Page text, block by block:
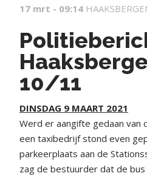
17 mrt - 09:14
10/11
DINSDAG 9 MAART 2021
Werd er aangifte gedaan van
een taxibedrijf stond even
parkeerplaats aan de
zag de bestuurder dat de bus